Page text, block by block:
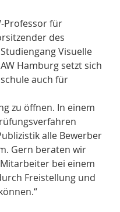
Professor für
des
Visuelle
Hamburg setzt sich
auch für
zu öffnen. In einem
alle Bewerber
Gern beraten wir
bei einem
Freistellung und